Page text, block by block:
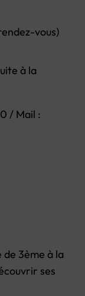
vous)
à la
/ Mail :
3ème à la
ses